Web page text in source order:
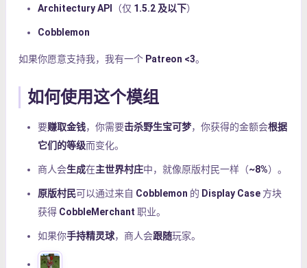
Architectury API （仅 1.5.2 及以下）
Cobblemon
如果你愿意支持我，我有一个 Patreon <3。
如何使用这个模组
要赚取金钱，你需要击杀野生宝可梦，你获得的金额会根据
它们的等级而变化。
商人会生成在主世界村庄中，就像原版村民一样（~8%）。
原版村民可以通过来自 Cobblemon 的 Display Case 方块
获得 CobbleMerchant 职业。
如果你手持精灵球，商人会跟随玩家。